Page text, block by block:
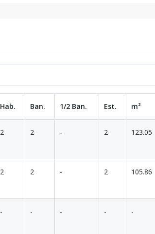
Hab. Ban. 1/2 Ban. Est. m²
2 2 - 2 123.05
2 2 - 2 105.86
- - - - -